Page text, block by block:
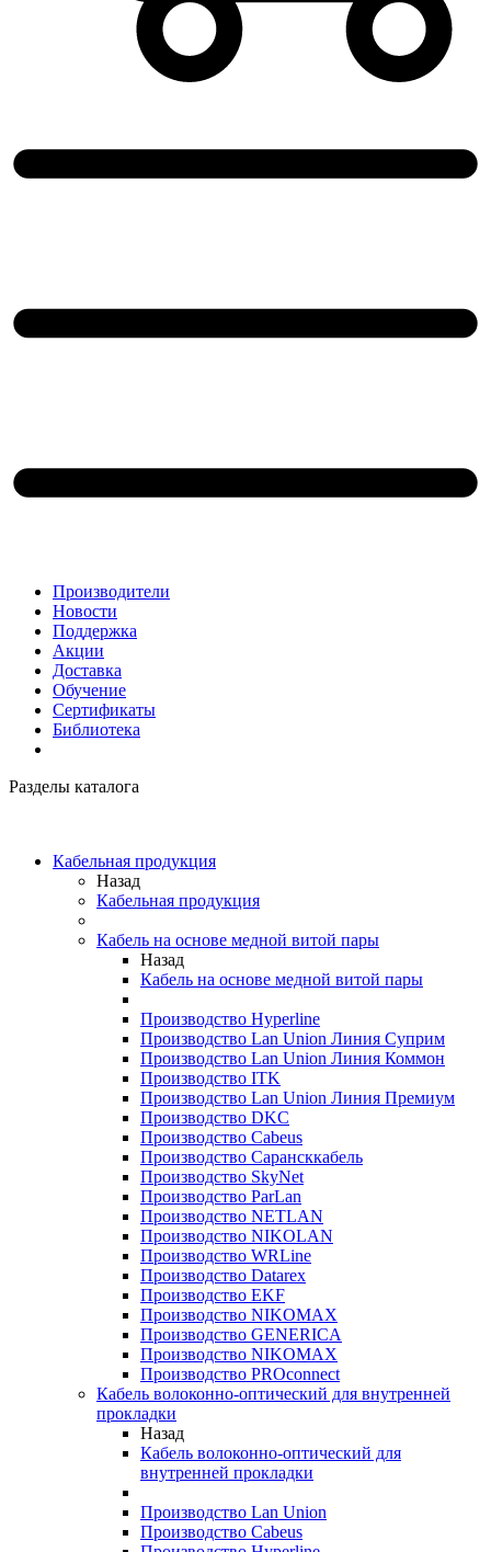
Производители
Новости
Поддержка
Акции
Доставка
Обучение
Сертификаты
Библиотека
Разделы каталога
Кабельная продукция
Назад
Кабельная продукция
Кабель на основе медной витой пары
Назад
Кабель на основе медной витой пары
Производство Hyperline
Производство Lan Union Линия Суприм
Производство Lan Union Линия Коммон
Производство ITK
Производство Lan Union Линия Премиум
Производство DKC
Производство Cabeus
Производство Сарансккабель
Производство SkyNet
Производство ParLan
Производство NETLAN
Производство NIKOLAN
Производство WRLine
Производство Datarex
Производство EKF
Производство NIKOMAX
Производство GENERICA
Производство NIKOMAX
Производство PROconnect
Кабель волоконно-оптический для внутренней
прокладки
Назад
Кабель волоконно-оптический для
внутренней прокладки
Производство Lan Union
Производство Cabeus